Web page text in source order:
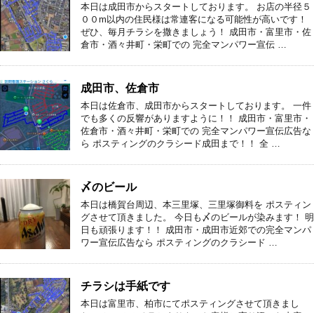
本日は成田市からスタートしております。 お店の半径５
００m以内の住民様は常連客になる可能性が高いです！
ぜひ、毎月チラシを撒きましょう！ 成田市・富里市・佐
倉市・酒々井町・栄町での 完全マンパワー宣伝 …
成田市、佐倉市
本日は佐倉市、成田市からスタートしております。 一件
でも多くの反響がありますように！！ 成田市・富里市・
佐倉市・酒々井町・栄町での 完全マンパワー宣伝広告な
ら ポスティングのクラシード成田まで！！ 全 …
〆のビール
本日は橋賀台周辺、本三里塚、三里塚御料を ポスティン
グさせて頂きました。 今日も〆のビールが染みます！ 明
日も頑張ります！！ 成田市・成田市近郊での完全マンパ
ワー宣伝広告なら ポスティングのクラシード …
チラシは手紙です
本日は富里市、柏市にてポスティングさせて頂きまし